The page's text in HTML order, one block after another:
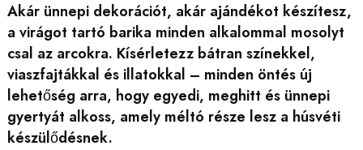
Akár ünnepi dekorációt, akár ajándékot készítesz,
a virágot tartó barika minden alkalommal mosolyt
csal az arcokra. Kísérletezz bátran színekkel,
viaszfajtákkal és illatokkal – minden öntés új
lehetőség arra, hogy egyedi, meghitt és ünnepi
gyertyát alkoss, amely méltó része lesz a húsvéti
készülődésnek.